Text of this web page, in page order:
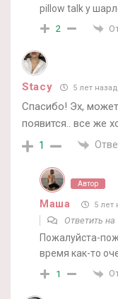
pillow talk у
2
Stacy 5 лет назад
Спасибо! Эх,
появится.. все же
1
Автор
Маша 5 лет
Ответить на
Пожалуйста-
время как-то
1